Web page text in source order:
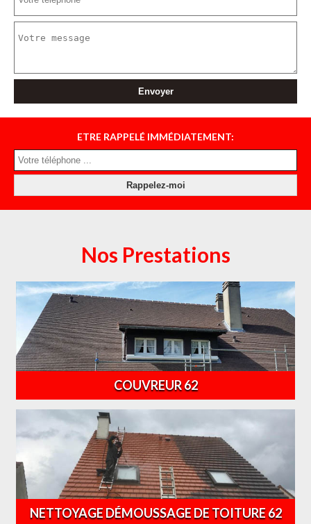
ETRE RAPPELÉ IMMÉDIATEMENT:
Nos Prestations
COUVREUR 62
NETTOYAGE DÉMOUSSAGE DE TOITURE 62